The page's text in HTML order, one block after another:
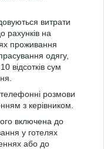
витрати
рахунків на
проживання
одягу,
відсотків сум
розмови
з керівником.
включена до
у готелях
або до